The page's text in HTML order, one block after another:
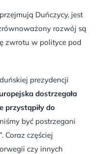
Duńczycy, jest
rozwój są
zwrotu w polityce pod
prezydencji
dostrzegała
przystąpiły do
być postrzegani
Coraz częściej
czy innych